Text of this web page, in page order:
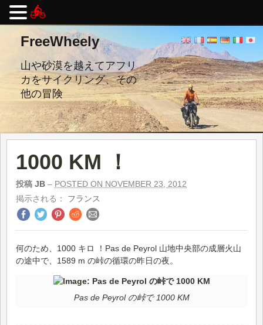
し
FreeWheely
山や砂漠を越えてアフリ
カをサイクリング、その
他の冒険
1000 KM ！
投稿 JB – POSTED ON NOVEMBER 23, 2012
掲示される： フランス
何のため、1000 キロ ！Pas de Peyrol 山地中央部の成層火山
の途中で、1589 m の峠の循環の昨日の夜。
Pas de Peyrol の峠で 1000 KM